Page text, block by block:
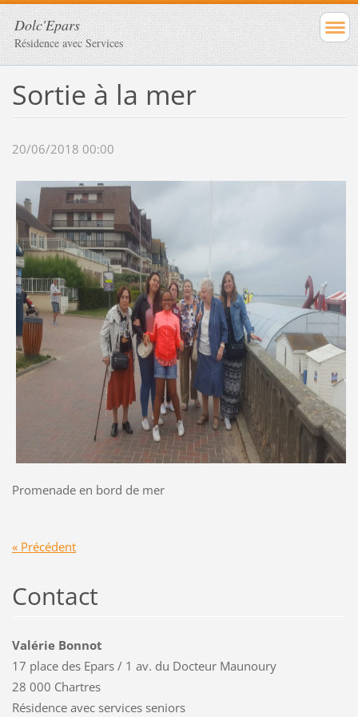
Dolc'Epars
Résidence avec Services
Sortie à la mer
20/06/2018 00:00
Promenade en bord de mer
« Précédent
Contact
Valérie Bonnot
17 place des Epars / 1 av. du Docteur Maunoury
28 000 Chartres
Résidence avec services seniors